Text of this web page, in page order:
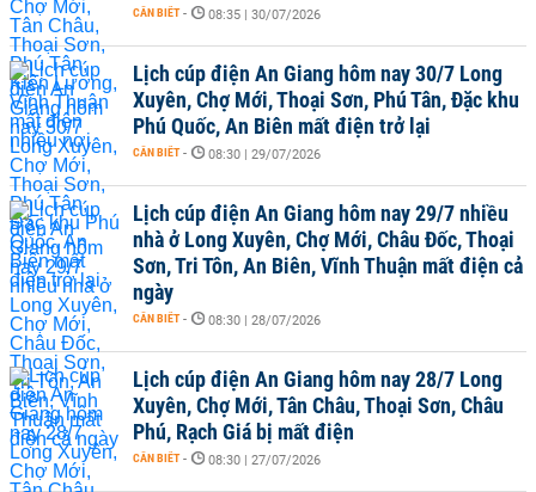
CẦN BIẾT - 08:35 | 30/07/2026
Lịch cúp điện An Giang hôm nay 30/7 Long
Xuyên, Chợ Mới, Thoại Sơn, Phú Tân, Đặc khu
Phú Quốc, An Biên mất điện trở lại
CẦN BIẾT - 08:30 | 29/07/2026
Lịch cúp điện An Giang hôm nay 29/7 nhiều
nhà ở Long Xuyên, Chợ Mới, Châu Đốc, Thoại
Sơn, Tri Tôn, An Biên, Vĩnh Thuận mất điện cả
ngày
CẦN BIẾT - 08:30 | 28/07/2026
Lịch cúp điện An Giang hôm nay 28/7 Long
Xuyên, Chợ Mới, Tân Châu, Thoại Sơn, Châu
Phú, Rạch Giá bị mất điện
CẦN BIẾT - 08:30 | 27/07/2026